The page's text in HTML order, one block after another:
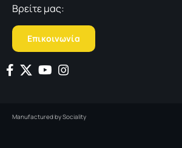
Βρείτε μας:
Επικοινωνία
Manufactured bySociality